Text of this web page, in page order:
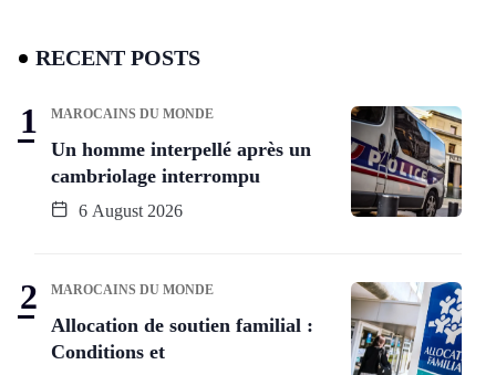
RECENT POSTS
MAROCAINS DU MONDE
Un homme interpellé après un
cambriolage interrompu
6 August 2026
MAROCAINS DU MONDE
Allocation de soutien familial :
Conditions et